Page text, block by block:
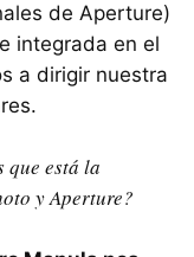
de Aperture)
integrada en el
a dirigir nuestra
que está la
y Aperture?